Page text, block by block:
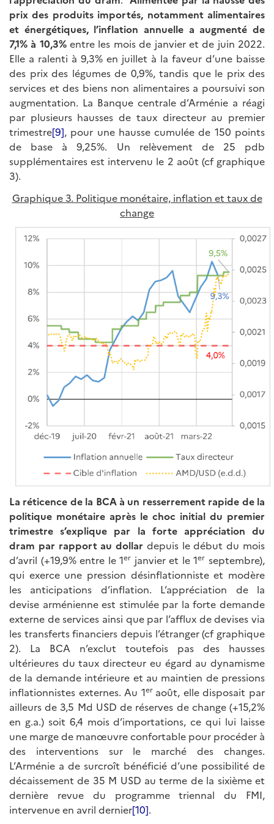
prix des produits importés, notamment alimentaires
et énergétiques, l’inflation annuelle a augmenté de
7,1% à 10,3%entre les mois de janvier et de juin 2022.
Elle a ralenti à 9,3% en juillet à la faveur d’une baisse
des prix des légumes de 0,9%, tandis que le prix des
services et des biens non alimentaires a poursuivi son
augmentation. La Banque centrale d’Arménie a réagi
par plusieurs hausses de taux directeur au premier
trimestre[9], pour une hausse cumulée de 150 points
de base à 9,25%. Un relèvement de 25 pdb
supplémentaires est intervenu le 2 août (cf graphique
3).
Graphique 3. Politique monétaire, inflation et taux de
change
La réticence de la BCA à un resserrement rapide de la
politique monétaire après le choc initial du premier
trimestre s’explique par la forte appréciation du
dram par rapport au dollar depuis le début du mois
d’avril (+19,9% entre le 1er janvier et le 1er septembre),
qui exerce une pression désinflationniste et modère
les anticipations d’inflation. L’appréciation de la
devise arménienne est stimulée par la forte demande
externe de services ainsi que par l’afflux de devises via
les transferts financiers depuis l’étranger (cf graphique
2). La BCA n’exclut toutefois pas des hausses
ultérieures du taux directeur eu égard au dynamisme
de la demande intérieure et au maintien de pressions
inflationnistes externes. Au 1er août, elle disposait par
ailleurs de 3,5 Md USD de réserves de change (+15,2%
en g.a.) soit 6,4 mois d’importations, ce qui lui laisse
une marge de manœuvre confortable pour procéder à
des interventions sur le marché des changes.
L’Arménie a de surcroît bénéficié d’une possibilité de
décaissement de 35 M USD au terme de la sixième et
dernière revue du programme triennal du FMI,
intervenue en avril dernier[10].